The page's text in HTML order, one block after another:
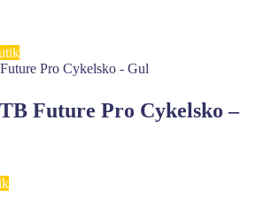
Future Pro Cykelsko –